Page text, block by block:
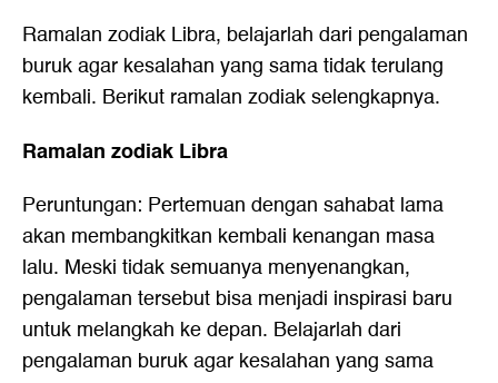
Ramalan zodiak Libra, belajarlah dari pengalaman
buruk agar kesalahan yang sama tidak terulang
kembali. Berikut ramalan zodiak selengkapnya.
Ramalan zodiak Libra
Peruntungan: Pertemuan dengan sahabat lama
akan membangkitkan kembali kenangan masa
lalu. Meski tidak semuanya menyenangkan,
pengalaman tersebut bisa menjadi inspirasi baru
untuk melangkah ke depan. Belajarlah dari
pengalaman buruk agar kesalahan yang sama